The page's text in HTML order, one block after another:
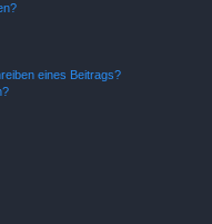
eines Beitrags?